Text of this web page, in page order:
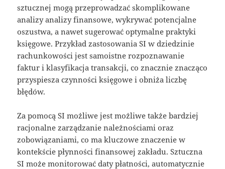
sztucznej mogą przeprowadzać skomplikowane
analizy analizy finansowe, wykrywać potencjalne
oszustwa, a nawet sugerować optymalne praktyki
księgowe. Przykład zastosowania SI w dziedzinie
rachunkowości jest samoistne rozpoznawanie
faktur i klasyfikacja transakcji, co znacznie znacząco
przyspiesza czynności księgowe i obniża liczbę
błędów.
Za pomocą SI możliwe jest możliwe także bardziej
racjonalne zarządzanie należnościami oraz
zobowiązaniami, co ma kluczowe znaczenie w
kontekście płynności finansowej zakładu. Sztuczna
SI może monitorować daty płatności, automatycznie